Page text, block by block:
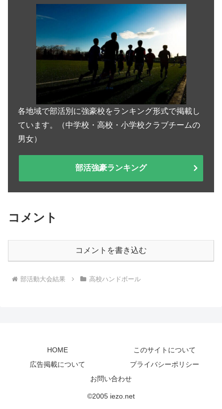
各地域で部活別に強豪校をランキング形式で掲載し
ています。（中学校・高校・小学校クラブチームの
男女）
部活強豪ランキング
コメント
コメントを書き込む
部活動大会結果 高校ハンドボール
HOME
このサイトについて
広告掲載について
プライバシーポリシー
お問い合わせ
©2005 iezo.net